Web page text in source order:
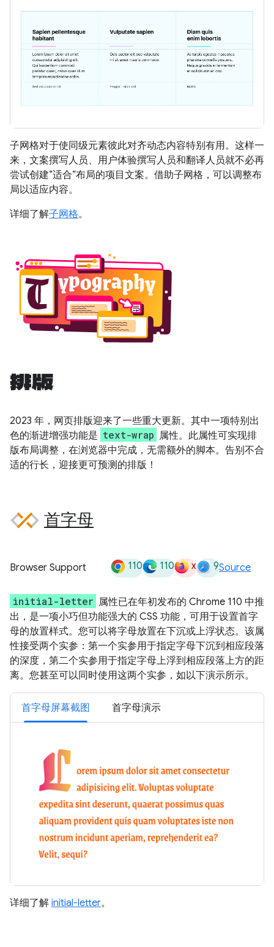
子网格对于使同级元素彼此对齐动态内容特别有用。这样一
来，文案撰写人员、用户体验撰写人员和翻译人员就不必再
尝试创建“适合”布局的项目文案。借助子网格，可以调整布
局以适应内容。
详细了解子网格。
排版
2023 年，网页排版迎来了一些重大更新。其中一项特别出
色的渐进增强功能是 text-wrap 属性。此属性可实现排
版布局调整，在浏览器中完成，无需额外的脚本。告别不合
适的行长，迎接更可预测的排版！
首字母
Browser Support 110 110 x 9Source
initial-letter 属性已在年初发布的 Chrome 110 中推
出，是一项小巧但功能强大的 CSS 功能，可用于设置首字
母的放置样式。您可以将字母放置在下沉或上浮状态。该属
性接受两个实参：第一个实参用于指定字母下沉到相应段落
的深度，第二个实参用于指定字母上浮到相应段落上方的距
离。您甚至可以同时使用这两个实参，如以下演示所示。
首字母屏幕截图 首字母演示
详细了解 initial-letter。